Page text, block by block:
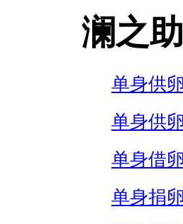
澜之
单身供
单身供
单身借
单身捐